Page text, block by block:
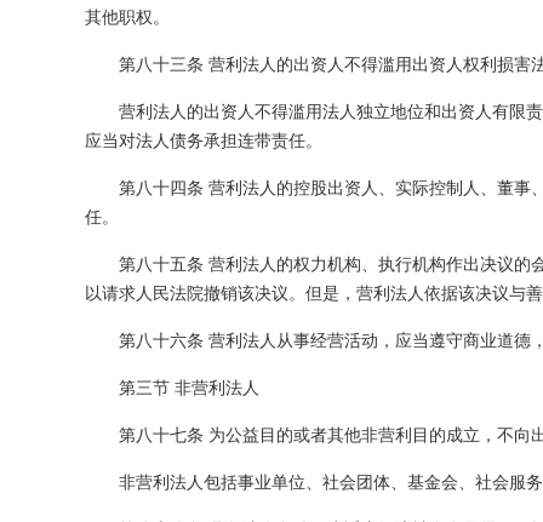
其他职权。
第八十三条 营利法人的出资人不得滥用出资人权利损
营利法人的出资人不得滥用法人独立地位和出资人有限
应当对法人债务承担连带责任。
第八十四条 营利法人的控股出资人、实际控制人、董
任。
第八十五条 营利法人的权力机构、执行机构作出决议
以请求人民法院撤销该决议。但是，营利法人依据该决议与
第八十六条 营利法人从事经营活动，应当遵守商业道
第三节 非营利法人
第八十七条 为公益目的或者其他非营利目的成立，不
非营利法人包括事业单位、社会团体、基金会、社会服